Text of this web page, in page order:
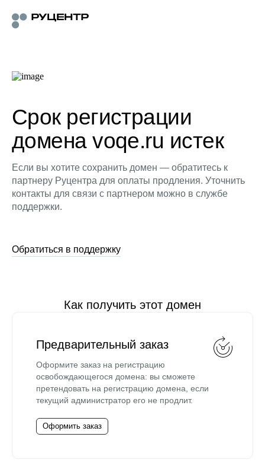
Срок регистрации
домена voqe.ru истек
Если вы хотите сохранить домен — обратитесь к
партнеру Руцентра для оплаты продления. Уточнить
контакты для связи с партнером можно в службе
поддержки.
Обратиться в поддержку
Как получить этот домен
Предварительный заказ
Оформите заказ на регистрацию
освобождающегося домена: вы сможете
претендовать на регистрацию домена, если
текущий администратор его не продлит.
Оформить заказ